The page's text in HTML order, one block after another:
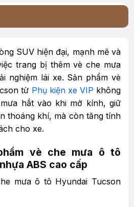
SUV hiện đại, mạnh mẽ và
trang bị thêm vè che mưa
nghiệm lái xe. Sản phẩm vè
từ Phụ kiện xe VIP không
hắt vào khi mở kính, giữ
thoáng khí, mà còn tăng tính
cho xe.
vè che mưa ô tô
ABS cao cấp
mưa ô tô Hyundai Tucson